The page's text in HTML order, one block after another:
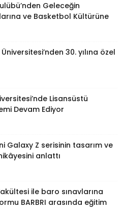
Geleceğin
ve Basketbol Kültürüne
30. yılına özel
Lisansüstü
Devam Ediyor
Galaxy Z serisinin tasarım ve
anlattı
ile baro sınavlarına
BARBRI arasında eğitim